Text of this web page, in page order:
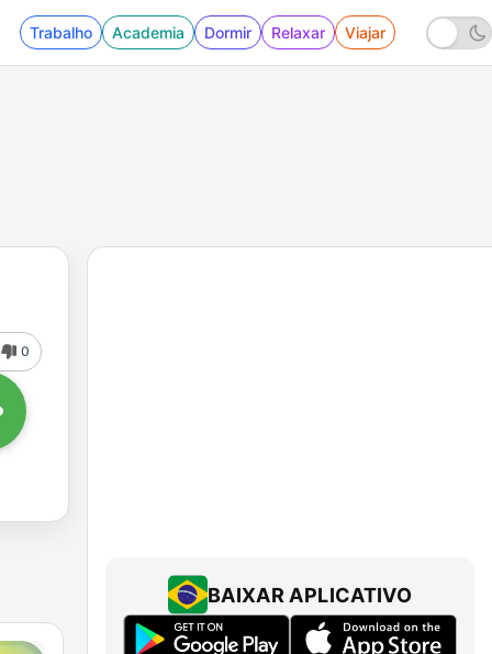
Trabalho Academia Dormir Relaxar Viajar
0
BAIXAR APLICATIVO